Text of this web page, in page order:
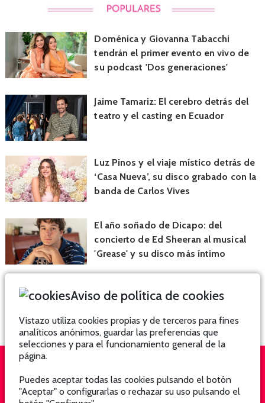
Doménica y Giovanna Tabacchi
tendrán el primer evento en vivo de
su podcast 'Dos generaciones'
Jaime Tamariz: El cerebro detrás del
teatro y el casting en Ecuador
Luz Pinos y el viaje místico detrás de
‘Casa Nueva’, su disco grabado con la
banda de Carlos Vives
El año soñado de Dicapo: del
concierto de Ed Sheeran al musical
'Grease' y su disco más íntimo
QUIÉNES SOMOS SUSCRÍBETE
Aviso de política de cookies
Vistazo utiliza cookies propias y de terceros para fines
analíticos anónimos, guardar las preferencias que
selecciones y para el funcionamiento general de la
página.
Puedes aceptar todas las cookies pulsando el botón
"Aceptar" o configurarlas o rechazar su uso pulsando el